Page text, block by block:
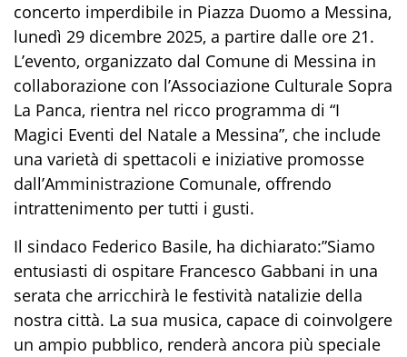
concerto imperdibile in Piazza Duomo a Messina,
lunedì 29 dicembre 2025, a partire dalle ore 21.
L’evento, organizzato dal Comune di Messina in
collaborazione con l’Associazione Culturale Sopra
La Panca, rientra nel ricco programma di “I
Magici Eventi del Natale a Messina”, che include
una varietà di spettacoli e iniziative promosse
dall’Amministrazione Comunale, offrendo
intrattenimento per tutti i gusti.
Il sindaco Federico Basile, ha dichiarato:”Siamo
entusiasti di ospitare Francesco Gabbani in una
serata che arricchirà le festività natalizie della
nostra città. La sua musica, capace di coinvolgere
un ampio pubblico, renderà ancora più speciale